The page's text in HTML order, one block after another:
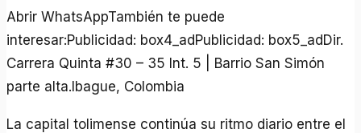
Abrir WhatsAppTambién te puede
interesar:Publicidad: box4_adPublicidad: box5_adDir.
Carrera Quinta #30 – 35 Int. 5 | Barrio San Simón
parte alta.Ibague, Colombia
La capital tolimense continúa su ritmo diario entre el